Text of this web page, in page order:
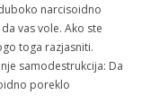
narcisoidno
vas vole. Ako ste
toga razjasniti.
samodestrukcija: Da
poreklo